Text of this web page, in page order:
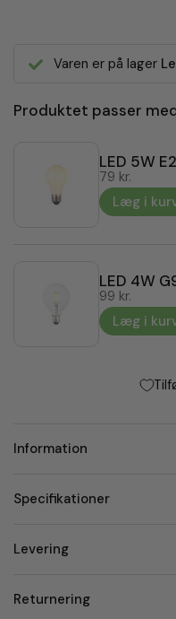
Varen er på lager
Produktet passer
79 kr.
Læg i
LED 4W
99 kr.
Læg i
Information
Specifikationer
Levering
Returnering